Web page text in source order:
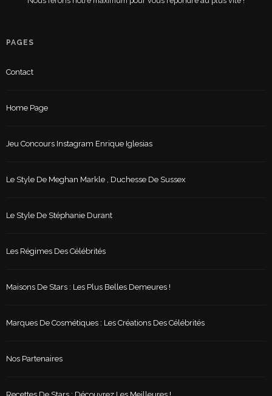
PAGES
Contact
Home Page
Jeu Concours Instagram Enrique Iglesias
Le Style De Meghan Markle , Duchesse De Sussex
Le Style De Stéphanie Durant
Les Régimes Des Célébrités
Maisons De Stars : Les Plus Belles Demeures !
Marques De Cosmétiques : Les Créations Des Célébrités
Nos Partenaires